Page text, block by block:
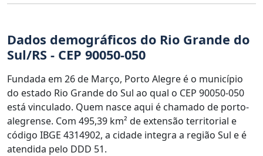
Dados demográficos do Rio Grande do
Sul/RS - CEP 90050-050
Fundada em 26 de Março, Porto Alegre é o município
do estado Rio Grande do Sul ao qual o CEP 90050-050
está vinculado. Quem nasce aqui é chamado de porto-
alegrense. Com 495,39 km² de extensão territorial e
código IBGE 4314902, a cidade integra a região Sul e é
atendida pelo DDD 51.